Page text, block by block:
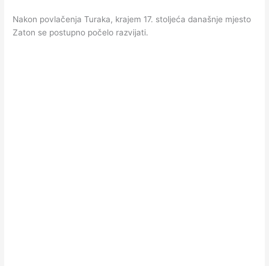
Nakon povlačenja Turaka, krajem 17. stoljeća današnje mjesto
Zaton se postupno počelo razvijati.